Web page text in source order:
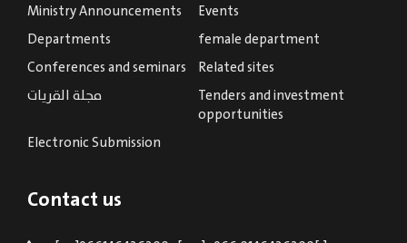
Ministry Announcements
Events
Departments
female department
Conferences and seminars
Related sites
مجلة القريات
Tenders and investment
opportunities
Electronic Submission
Contact us